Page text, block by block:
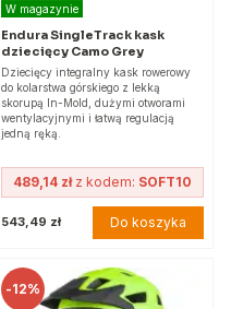
W magazynie
Endura SingleTrack kask
dziecięcy Camo Grey
Dziecięcy integralny kask rowerowy
do kolarstwa górskiego z lekką
skorupą In-Mold, dużymi otworami
wentylacyjnymi i łatwą regulacją
jedną ręką.
489,14 złz kodem: SOFT10
543,49 zł Do koszyka
-12%